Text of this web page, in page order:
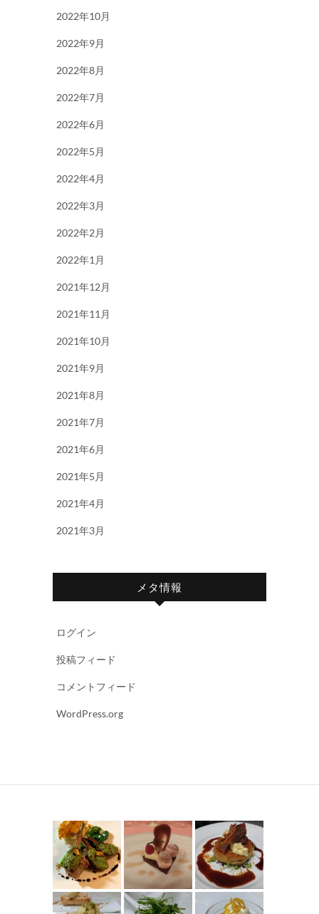
2022年10月
2022年9月
2022年8月
2022年7月
2022年6月
2022年5月
2022年4月
2022年3月
2022年2月
2022年1月
2021年12月
2021年11月
2021年10月
2021年9月
2021年8月
2021年7月
2021年6月
2021年5月
2021年4月
2021年3月
メタ情報
ログイン
投稿フィード
コメントフィード
WordPress.org